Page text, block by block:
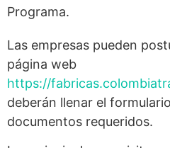
Programa.
Las empresas pueden
página web
https://
deberán llenar el
documentos requeridos.